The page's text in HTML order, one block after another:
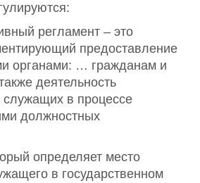
регламент – это
предоставление
органами: … гражданам и
деятельность
служащих в процессе
должностных
определяет место
в государственном